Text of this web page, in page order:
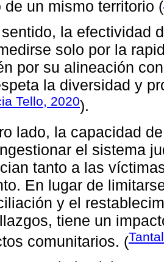
de un mismo territorio (
la efectividad
solo por la
por su alineación
la diversidad y
Tello, 2020).
lado, la capacidad
el sistema
tanto a las
En lugar de
y el
tiene un
comunitarios. (